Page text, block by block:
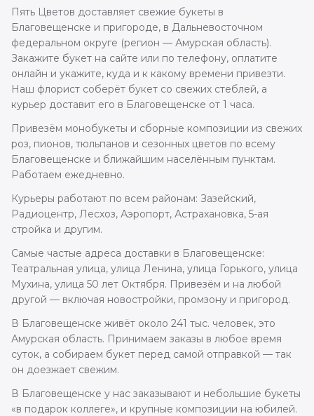
Пять Цветов доставляет свежие букеты в
Благовещенске и пригороде, в Дальневосточном
федеральном округе (регион — Амурская область).
Закажите букет на сайте или по телефону, оплатите
онлайн и укажите, куда и к какому времени привезти.
Наш флорист соберёт букет со свежих стеблей, а
курьер доставит его в Благовещенске от 1 часа.
Привезём монобукеты и сборные композиции из свежих
роз, пионов, тюльпанов и сезонных цветов по всему
Благовещенске и ближайшим населённым пунктам.
Работаем ежедневно.
Курьеры работают по всем районам: Зазейский,
Радиоцентр, Лесхоз, Аэропорт, Астрахановка, 5-ая
стройка и другим.
Самые частые адреса доставки в Благовещенске:
Театральная улица, улица Ленина, улица Горького, улица
Мухина, улица 50 лет Октября. Привезём и на любой
другой — включая новостройки, промзону и пригород.
В Благовещенске живёт около 241 тыс. человек, это
Амурская область. Принимаем заказы в любое время
суток, а собираем букет перед самой отправкой — так
он доезжает свежим.
В Благовещенске у нас заказывают и небольшие букеты
«в подарок коллеге», и крупные композиции на юбилей.